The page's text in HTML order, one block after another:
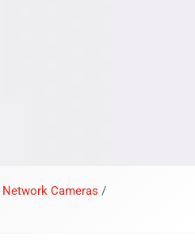
Network Cameras /